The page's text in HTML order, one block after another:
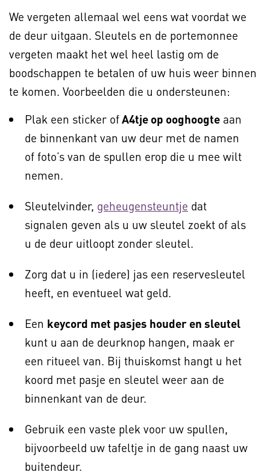
We vergeten allemaal wel eens wat voordat we
de deur uitgaan. Sleutels en de portemonnee
vergeten maakt het wel heel lastig om de
boodschappen te betalen of uw huis weer binnen
te komen. Voorbeelden die u ondersteunen:
Plak een sticker ofA4tje op ooghoogte aan
de binnenkant van uw deur met de namen
of foto’s van de spullen erop die u mee wilt
nemen.
Sleutelvinder, geheugensteuntje dat
signalen geven als u uw sleutel zoekt of als
u de deur uitloopt zonder sleutel.
Zorg dat u in (iedere) jas een reservesleutel
heeft, en eventueel wat geld.
Een keycord met pasjes houder en sleutel
kunt u aan de deurknop hangen, maak er
een ritueel van. Bij thuiskomst hangt u het
koord met pasje en sleutel weer aan de
binnenkant van de deur.
Gebruik een vaste plek voor uw spullen,
bijvoorbeeld uw tafeltje in de gang naast uw
buitendeur.